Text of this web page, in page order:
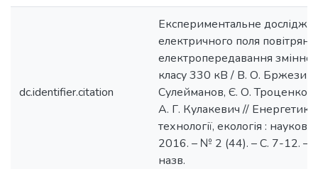
dc.identifier.citation
Експериментальне
електричного поля повітряної
електропередавання
класу 330 кВ / В. О.
Сулейманов, Є. О. Троценко, В.
А. Г. Кулакевич //
технології, екологія :
2016. – № 2 (44). – С. 7-12. –
назв.